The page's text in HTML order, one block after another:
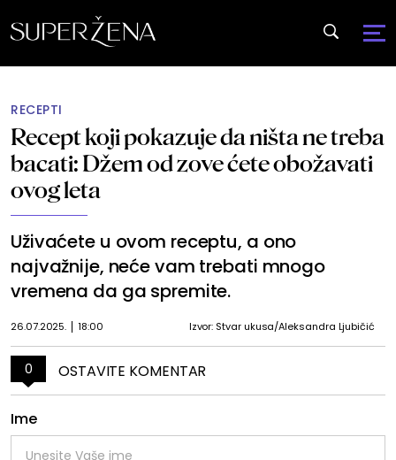
RECEPTI
Recept koji pokazuje da ništa ne treba
bacati: Džem od zove ćete obožavati
ovog leta
Uživaćete u ovom receptu, a ono
najvažnije, neće vam trebati mnogo
vremena da ga spremite.
26.07.2025. 18:00 Izvor: Stvar ukusa/Aleksandra Ljubičić
0 OSTAVITE KOMENTAR
Ime